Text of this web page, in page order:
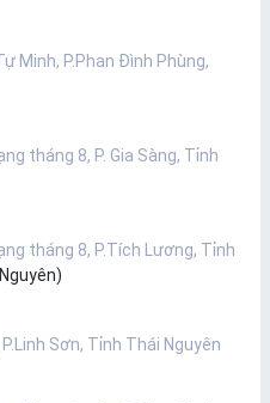
Minh, P.Phan Đình Phùng,
tháng 8, P. Gia Sàng, Tỉnh
tháng 8, P.Tích Lương, Tỉnh
Sơn, Tỉnh Thái Nguyên